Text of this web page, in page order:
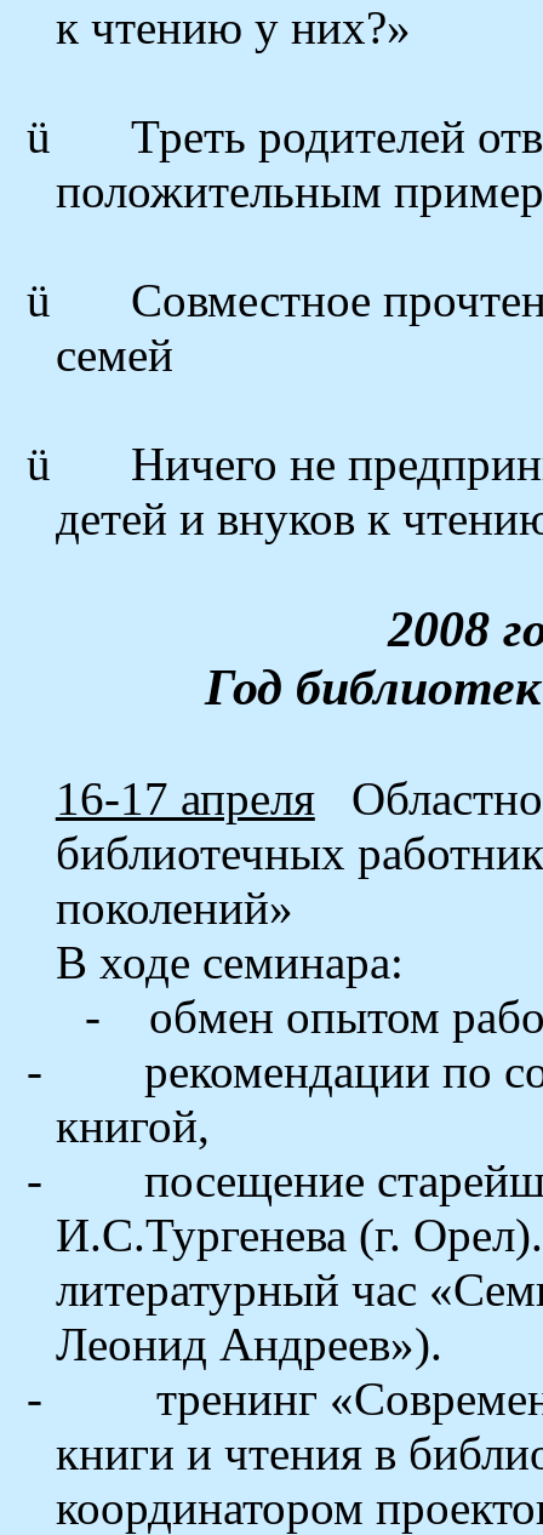
к чтению у них?»
ü
Треть родителей
положительным
ü
Совместное
семей
ü
Ничего не
детей и внуков к
2008
Год
16-17 апреля
библиотечных
поколений»
В ходе семинара:
-
обмен опытом
-
рекомендации по
книгой,
-
посещение
И.С.Тургенева (г. Орел).
литературный час
Леонид Андреев»).
-
тренинг
книги и чтения в
координатором